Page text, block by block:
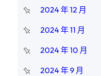
2024 年 12 月
2024 年 11 月
2024 年 10 月
2024 年 9 月